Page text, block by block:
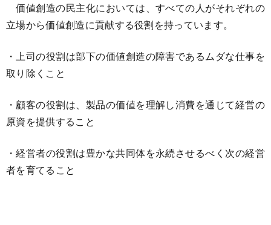
価値創造の民主化においては、すべての人がそれぞれの
立場から価値創造に貢献する役割を持っています。
・上司の役割は部下の価値創造の障害であるムダな仕事を
取り除くこと
・顧客の役割は、製品の価値を理解し消費を通じて経営の
原資を提供すること
・経営者の役割は豊かな共同体を永続させるべく次の経営
者を育てること